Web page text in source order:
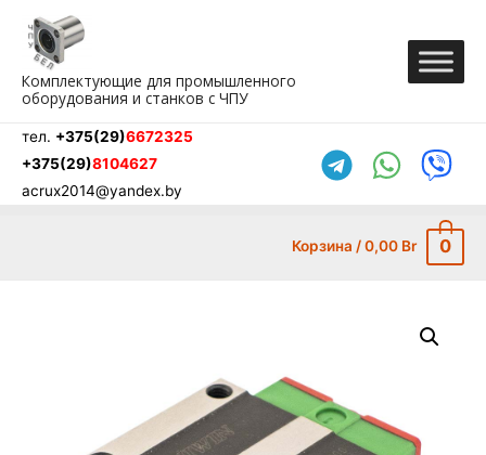
содержимому
Комплектующие для промышленного
оборудования и станков с ЧПУ
тел. +375(29)6672325
+375(29)8104627
acrux2014@yandex.by
Корзина /0,00 Br 0